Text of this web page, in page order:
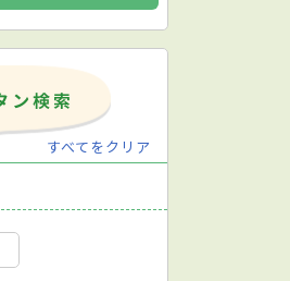
すべてをクリア